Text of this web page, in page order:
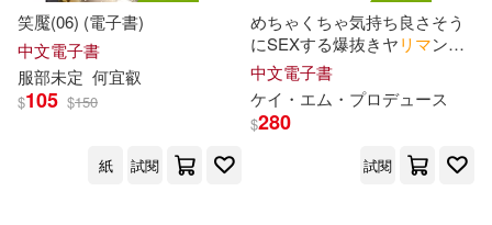
ほげらむ(2)
りた(2)
カリマリカ（CARIMARICA）(2)
ソニー・ミュージックレーベルズ
ディ・テクノ(1)
ハースト婦人畫報社(1)
笑魘(06) (電子書)
中文電子書
服部未定 何宜叡
$105 $150
紙 試閱
めちゃくちゃ気持ち良さそう
にSEXする爆抜きヤリ マン
Episode.04 (電子書)
中文電子書
ケイ ・エム・プロデュ ース
$280
試閱